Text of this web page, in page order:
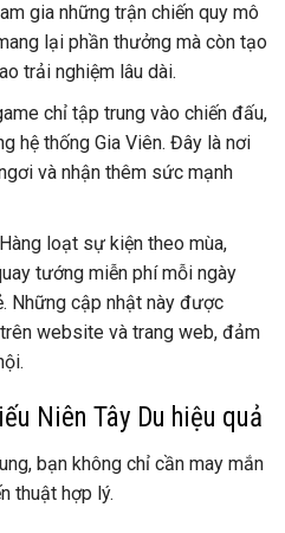
gia những trận chiến quy mô
lại phần thưởng mà còn tạo
trải nghiệm lâu dài.
chỉ tập trung vào chiến đấu,
hệ thống Gia Viên. Đây là nơi
và nhận thêm sức mạnh
loạt sự kiện theo mùa,
tướng miễn phí mỗi ngày
Những cập nhật này được
website và trang web, đảm
Niên Tây Du hiệu quả
bạn không chỉ cần may mắn
thuật hợp lý.